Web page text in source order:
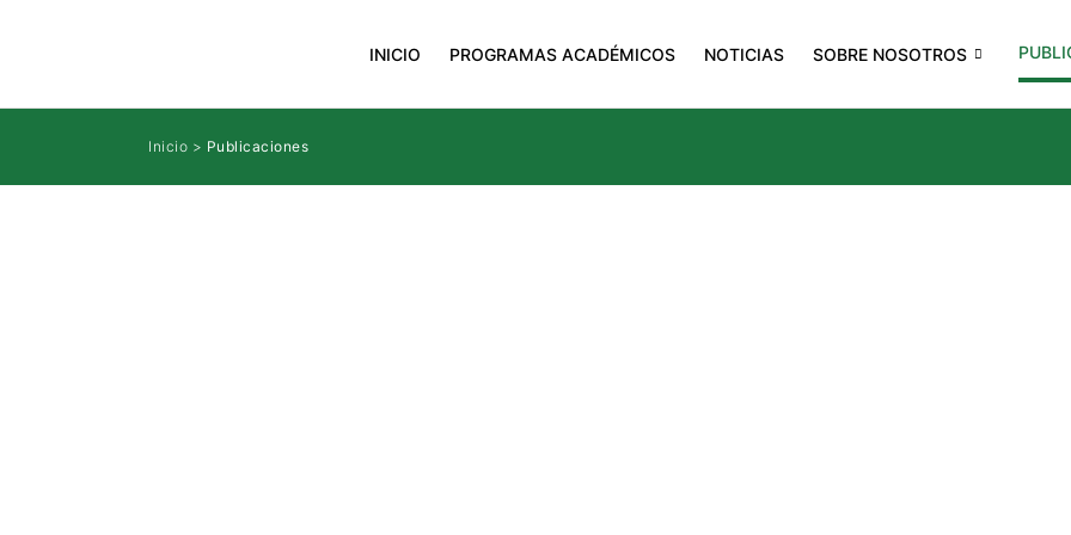
INICIO PROGRAMAS ACADÉMICOS NOTICIAS SOBRE NOSOTROS
Inicio > Publicaciones